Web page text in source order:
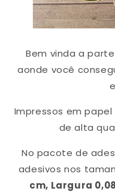
Bem vinda a
aonde você
Impressos em
de alta
No pacote de
adesivos nos
cm, Largura